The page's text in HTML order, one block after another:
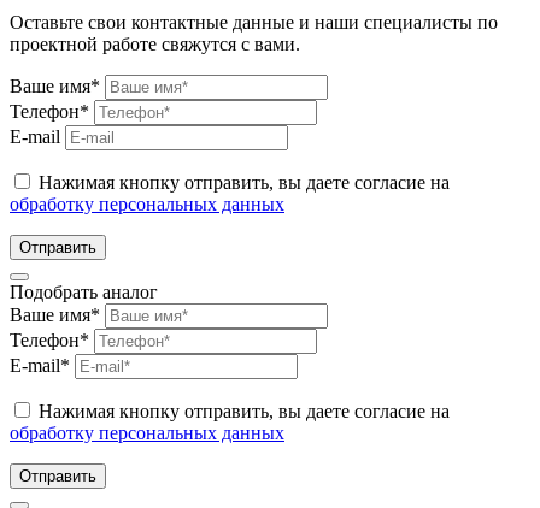
Оставьте свои контактные данные и наши специалисты по
проектной работе свяжутся с вами.
Ваше имя*
Телефон*
E-mail
Нажимая кнопку отправить, вы даете согласие на
обработку персональных данных
Отправить
Подобрать аналог
Ваше имя*
Телефон*
E-mail*
Нажимая кнопку отправить, вы даете согласие на
обработку персональных данных
Отправить